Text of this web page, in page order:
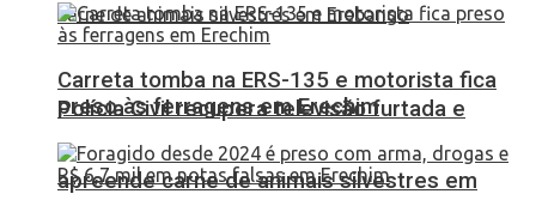
Polícia Civil recupera televisão furtada e
apreende carne de animais silvestres em
Carreta tomba na ERS-135 e motorista fica
preso às ferragens em Erechim